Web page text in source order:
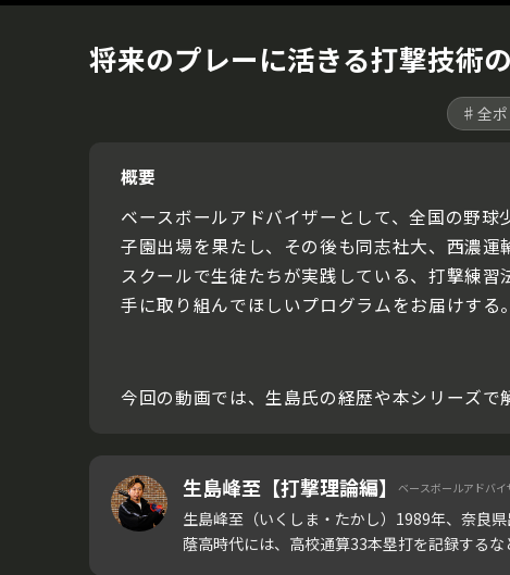
将来のプレーに活きる打撃技術
♯全
概要
ベースボールアドバイザーとして、全国の野
子園出場を果たし、その後も同志社大、西濃
スクールで生徒たちが実践している、打撃練
手に取り組んでほしいプログラムをお届けする。
今回の動画では、生島氏の経歴や本シリーズ
生島峰至【打撃理論編】 ベースボールアドバイ
生島峰至（いくしま・たかし）1989年、奈良
蔭高時代には、高校通算33本塁打を記録するな